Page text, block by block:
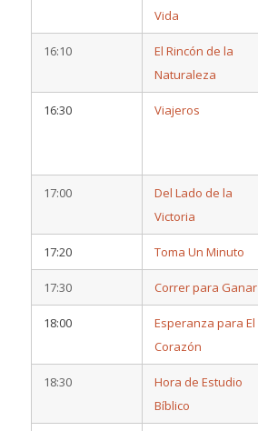
Vida
16:10
El Rincón de la
Naturaleza
16:30 Viajeros
17:00
Del Lado de la
Victoria
17:20 Toma Un Minuto
17:30 Correr para Ganar
18:00
Esperanza para El
Corazón
18:30
Hora de Estudio
Bíblico